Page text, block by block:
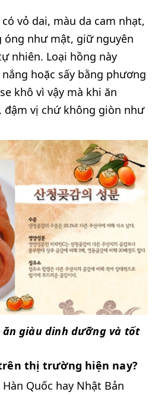
vỏ dai, màu da cam nhạt,
như mật, giữ nguyên
nhiên. Loại hồng này
hoặc sấy bằng phương
khô vì vậy mà khi ăn
đậm vị chứ không giòn như
ăn giàu dinh dưỡng và tốt
thị trường hiện nay?
Quốc hay Nhật Bản